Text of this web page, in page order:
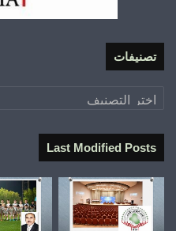
تصنيفات
تصنيفات
Last Modified Posts